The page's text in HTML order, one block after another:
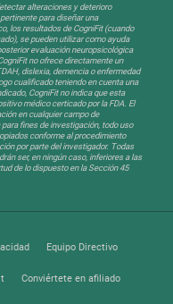
alteraciones y deterioro
para diseñar una
los resultados de CogniFit (cuando
se pueden utilizar como ayuda
evaluación neuropsicológica
no ofrece directamente un
dislexia, demencia o enfermedad
cualificado teniendo en cuenta una
CogniFit no indica que esta
médico certicado por la FDA. El
en cualquier campo de
fines de investigación, todo uso
conforme al procedimiento
por parte del investigador. Todas
ser, en ningún caso, inferiores a las
de lo dispuesto en la Sección 45
Equipo Directivo
Conviértete en afiliado